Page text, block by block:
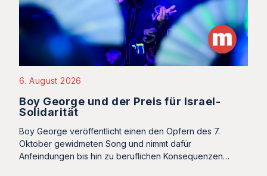
6. August 2026
Boy George und der Preis für Israel-
Solidarität
Boy George veröffentlicht einen den Opfern des 7.
Oktober gewidmeten Song und nimmt dafür
Anfeindungen bis hin zu beruflichen Konsequenzen…